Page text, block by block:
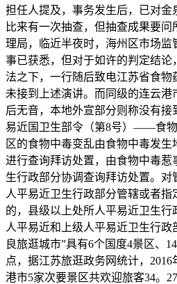
担任人提及，事务发生后，已对金
比来有一次抽查，但抽查成果要
理局，临近半夜时，海州区市场
事已获悉，但对于如许的判定结论
法之下，一行随后致电江苏省食物
未接到上述演讲。而同级的连云港
后无音，本地外宣部分则称没有
易近国卫生部令（第8号）——食
区的食物中毒变乱由食物中毒发
进行查询拜访处置，由食物中毒惹
生行政部分协调查询拜访处置。
人平易近卫生行政部分管辖或者指
的，县级以上处所人平易近卫生行
人平易近和上级人平易近卫生行政
良旅逛城市”具有6个国度4景区、
点，据江苏旅逛政务网统计，
港市5家次要景区共欢迎旅客34。